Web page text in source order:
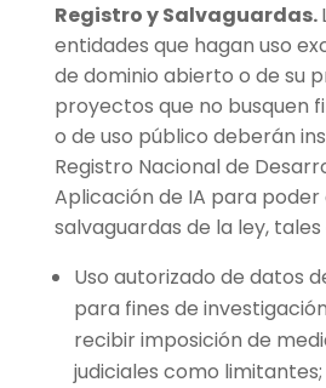
Registro y Salvaguardas.
entidades que hagan uso
de dominio abierto o de su
proyectos que no busquen
o de uso público deberán
Registro Nacional de
Aplicación de IA para
salvaguardas de la ley,
Uso autorizado de datos
para fines de
recibir imposición de
judiciales como